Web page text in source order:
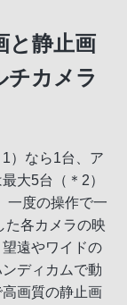
と静止画
チカメラ
）なら1台、ア
大5台（＊2）
一度の操作で一
た各カメラの映
遠やワイドの
ディカムで動
画質の静止画